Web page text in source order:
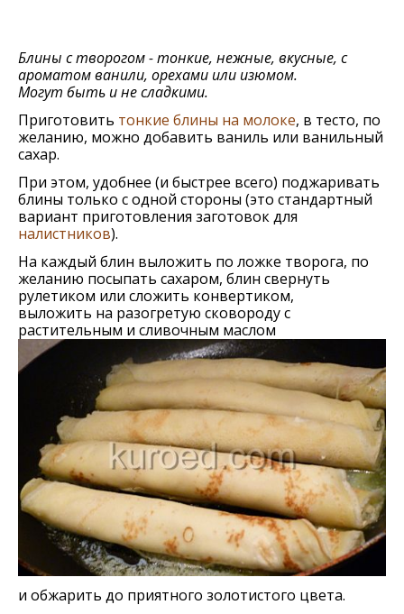
Блины с творогом - тонкие, нежные, вкусные, с
ароматом ванили, орехами или изюмом.
Могут быть и не сладкими.
Приготовить тонкие блины на молоке, в тесто, по
желанию, можно добавить ваниль или ванильный
сахар.
При этом, удобнее (и быстрее всего) поджаривать
блины только с одной стороны (это стандартный
вариант приготовления заготовок для
налистников).
На каждый блин выложить по ложке творога, по
желанию посыпать сахаром, блин свернуть
рулетиком или сложить конвертиком,
выложить на разогретую сковороду с
растительным и сливочным маслом
и обжарить до приятного золотистого цвета.